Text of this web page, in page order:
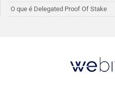
O que é Delegated Proof Of Stake